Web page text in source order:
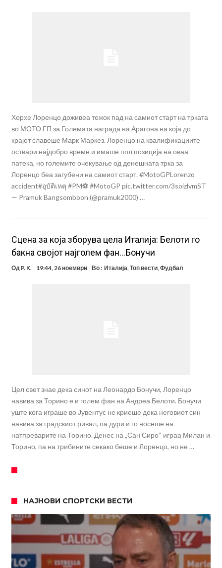
Хорхе Лоренцо доживеа тежок пад на самиот старт на трката
во МОТО ГП за Големата награда на Арагона на која до
крајот славеше Марк Маркез. Лоренцо на квалификациите
оствари најдобро време и имаше пол позиција на оваа
патека, но големите очекување од денешната трка за
Лоренцо беа загубени на самиот старт. #MotoGPLorenzo
accident#อุบัติเหตุ #PM⚽ #MotoGP pic.twitter.com/3soizlvmST
— Pramuk Bangsomboon (@pramuk2000) …
Сцена за која зборува цела Италија: Белоти го
бакна својот најголем фан…Бонучи
Од P. K. 19:44, 26 ноември Во : Италија,Топ вести,Фудбал
Цел свет знае дека синот на Леонардо Бонучи, Лоренцо
навива за Торино е и голем фан на Андреа Белоти. Бонучи
уште кога играше во Јувентус не криеше дека неговиот син
навива за градскиот ривал, па дури и го носеше на
натпреварите на Торино. Денес на „Сан Сиро“ играа Милан и
Торино, па на трибините секако беше и Лоренцо, но не …
НАЈНОВИ СПОРТСКИ ВЕСТИ